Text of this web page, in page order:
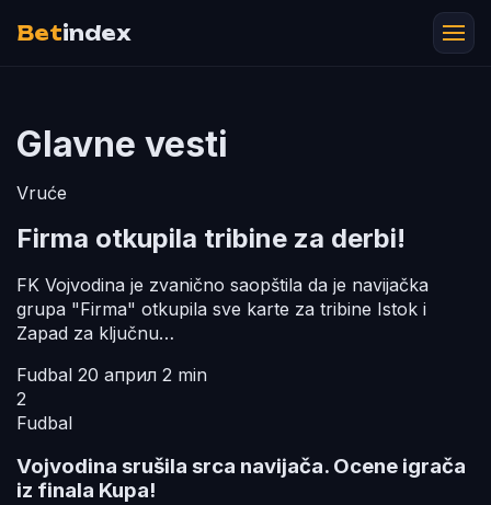
Betindex
Glavne vesti
Vruće
Firma otkupila tribine za derbi!
FK Vojvodina je zvanično saopštila da je navijačka
grupa "Firma" otkupila sve karte za tribine Istok i
Zapad za ključnu…
Fudbal 20 април 2 min
2
Fudbal
Vojvodina srušila srca navijača. Ocene igrača
iz finala Kupa!